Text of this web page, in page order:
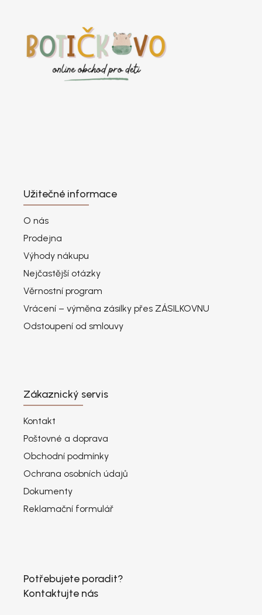
Užitečné informace
O nás
Prodejna
Výhody nákupu
Nejčastější otázky
Věrnostní program
Vrácení – výměna zásilky přes ZÁSILKOVNU
Odstoupení od smlouvy
Zákaznický servis
Kontakt
Poštovné a doprava
Obchodní podmínky
Ochrana osobních údajů
Dokumenty
Reklamační formulář
Potřebujete poradit?
Kontaktujte nás